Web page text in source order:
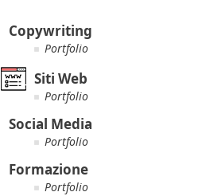
Copywriting
Portfolio
Siti Web
Portfolio
Social Media
Portfolio
Formazione
Portfolio